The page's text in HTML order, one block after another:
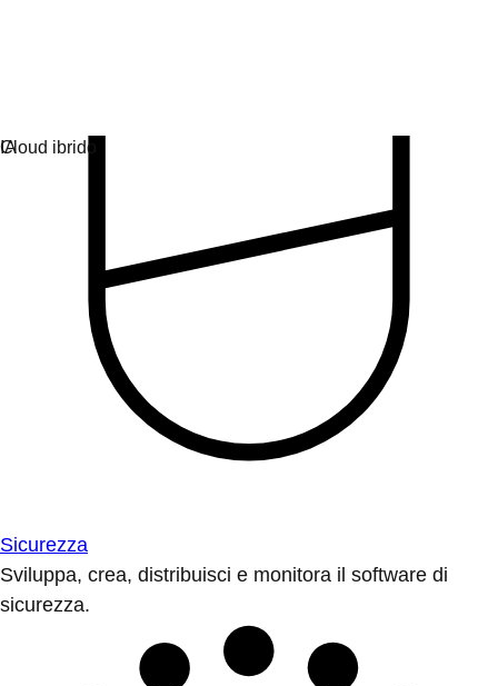
Sicurezza
Sviluppa, crea, distribuisci e monitora il software di
sicurezza.